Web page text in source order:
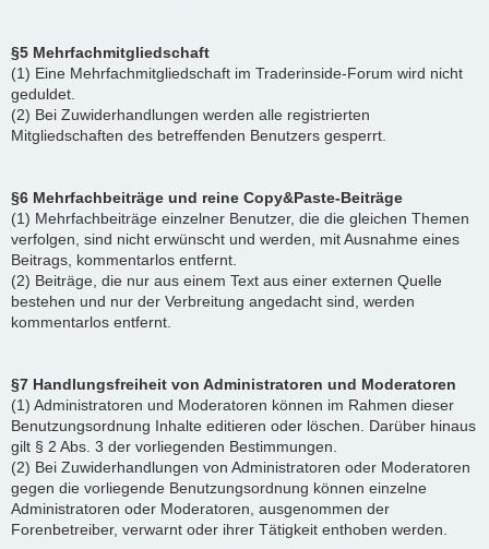
§5 Mehrfachmitgliedschaft
(1) Eine Mehrfachmitgliedschaft im Traderinside-Forum wird nicht
geduldet.
(2) Bei Zuwiderhandlungen werden alle registrierten
Mitgliedschaften des betreffenden Benutzers gesperrt.
§6 Mehrfachbeiträge und reine Copy&Paste-Beiträge
(1) Mehrfachbeiträge einzelner Benutzer, die die gleichen Themen
verfolgen, sind nicht erwünscht und werden, mit Ausnahme eines
Beitrags, kommentarlos entfernt.
(2) Beiträge, die nur aus einem Text aus einer externen Quelle
bestehen und nur der Verbreitung angedacht sind, werden
kommentarlos entfernt.
§7 Handlungsfreiheit von Administratoren und Moderatoren
(1) Administratoren und Moderatoren können im Rahmen dieser
Benutzungsordnung Inhalte editieren oder löschen. Darüber hinaus
gilt § 2 Abs. 3 der vorliegenden Bestimmungen.
(2) Bei Zuwiderhandlungen von Administratoren oder Moderatoren
gegen die vorliegende Benutzungsordnung können einzelne
Administratoren oder Moderatoren, ausgenommen der
Forenbetreiber, verwarnt oder ihrer Tätigkeit enthoben werden.